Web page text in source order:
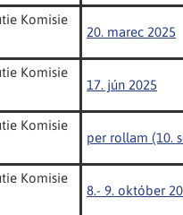
Komisie
20. marec 2025
Komisie
17. jún 2025
Komisie
per rollam (10.
Komisie
8.- 9. október